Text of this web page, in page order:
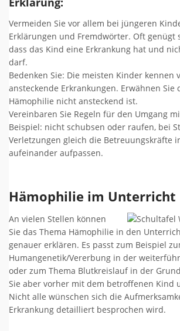
Vermeiden Sie vor allem bei jüngeren
Erklärungen und Fremdwörter. Oft genügt
dass das Kind eine Erkrankung hat und
darf.
Bedenken Sie: Die meisten Kinder kennen
ansteckende Erkrankungen. Erwähnen Sie
Hämophilie nicht ansteckend ist.
Vereinbaren Sie Regeln für den Umgang
Beispiel: nicht schubsen oder raufen, bei
Verletzungen gleich die Betreuungskräfte
aufeinander aufpassen.
Hämophilie im Unterricht
An vielen Stellen können
Sie das Thema Hämophilie in den
genauer erklären. Es passt zum Beispiel
Humangenetik/Vererbung in der
oder zum Thema Blutkreislauf in der
Sie aber vorher mit dem betroffenen Kind
Nicht alle wünschen sich die
Erkrankung detailliert besprochen wird.